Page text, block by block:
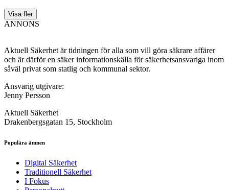
Visa fler
ANNONS
Aktuell Säkerhet är tidningen för alla som vill göra säkrare affärer
och är därför en säker informationskälla för säkerhets­ansvariga inom
såväl privat som statlig och kommunal sektor.
Ansvarig utgivare:
Jenny Persson
Aktuell Säkerhet
Drakenbergsgatan 15, Stockholm
Populära ämnen
Digital Säkerhet
Traditionell Säkerhet
I Fokus